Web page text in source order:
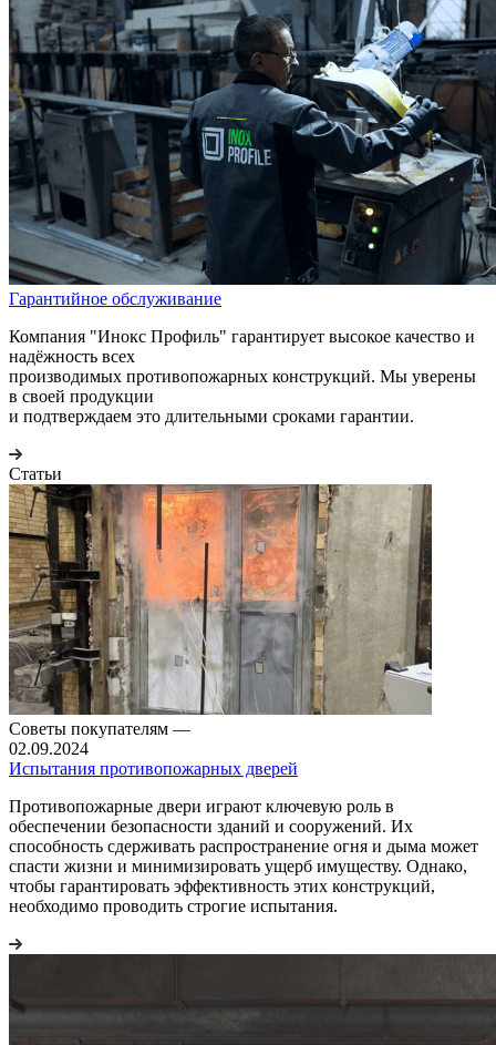
Гарантийное обслуживание
Компания "Инокс Профиль" гарантирует высокое качество и
надёжность всех
производимых противопожарных конструкций. Мы уверены
в своей продукции
и подтверждаем это длительными сроками гарантии.
Статьи
Советы покупателям —
02.09.2024
Испытания противопожарных дверей
Противопожарные двери играют ключевую роль в
обеспечении безопасности зданий и сооружений. Их
способность сдерживать распространение огня и дыма может
спасти жизни и минимизировать ущерб имуществу. Однако,
чтобы гарантировать эффективность этих конструкций,
необходимо проводить строгие испытания.